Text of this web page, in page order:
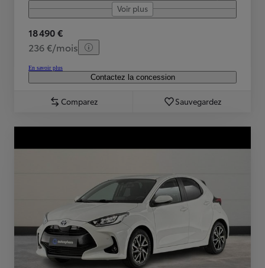
Voir plus
18 490 €
236 €/mois
En savoir plus
Contactez la concession
Comparez Sauvegardez